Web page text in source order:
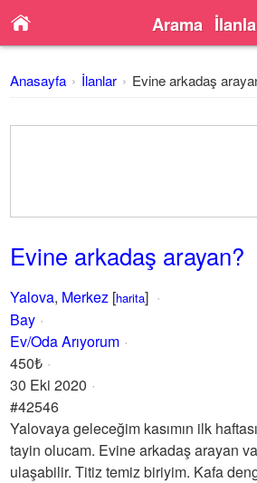
Arama
Anasayfa İlanlar Evine arkadaş
Evine arkadaş arayan?
Yalova, Merkez [harita]
Bay
Ev/Oda Arıyorum
450₺
30 Eki 2020
#42546
Yalovaya geleceğim kasımın ilk
tayin olucam. Evine arkadaş arayan
ulaşabilir. Titiz temiz biriyim. Kafa